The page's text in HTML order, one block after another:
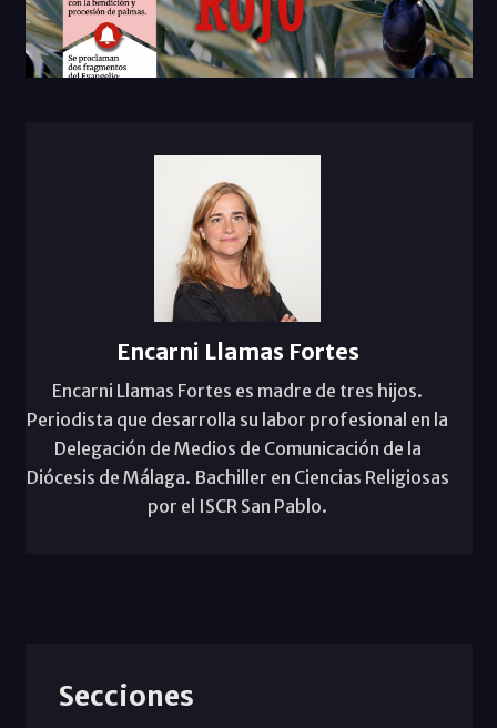
Encarni Llamas Fortes
Encarni Llamas Fortes es madre de tres hijos.
Periodista que desarrolla su labor profesional en la
Delegación de Medios de Comunicación de la
Diócesis de Málaga. Bachiller en Ciencias Religiosas
por el ISCR San Pablo.
Secciones